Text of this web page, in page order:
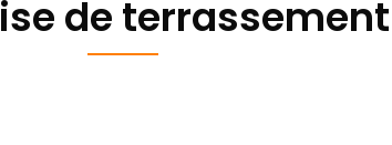
de terrassement